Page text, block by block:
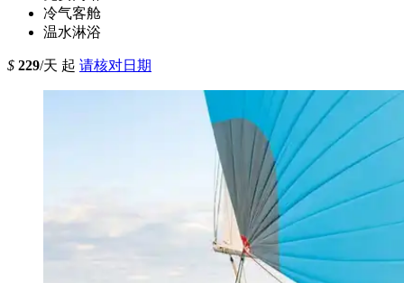
冷气客舱
温水淋浴
$ 229/天 起 请核对日期